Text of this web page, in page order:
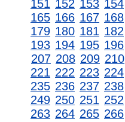
151 152 153 154
165 166 167 168
179 180 181 182
193 194 195 196
207 208 209 210
221 222 223 224
235 236 237 238
249 250 251 252
263 264 265 266